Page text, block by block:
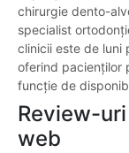
chirurgie dento-
specialist
clinicii este de luni
oferind pacienților
funcție de
Review-
web